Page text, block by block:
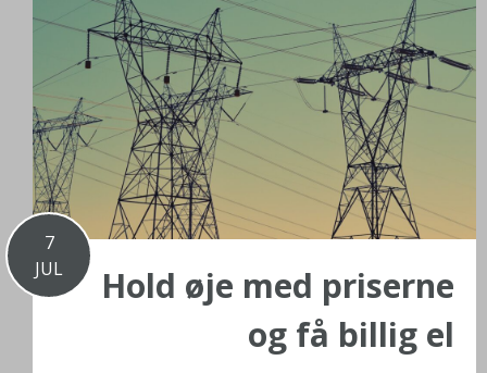
7
JUL
Hold øje med priserne
og få billig el